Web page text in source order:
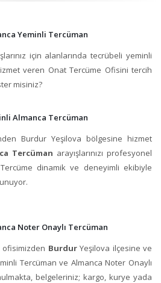
Yeminli Tercüman
için alanlarında tecrübeli yeminli
veren Onat Tercüme Ofisini tercih
misiniz?
Almanca Tercüman
Burdur Yeşilova bölgesine hizmet
Tercüman arayışlarınızı profesyonel
dinamik ve deneyimli ekibiyle
Noter Onaylı Tercüman
ofisimizden BurdurYeşilova ilçesine ve
Tercüman ve Almanca Noter Onaylı
belgeleriniz; kargo, kurye yada